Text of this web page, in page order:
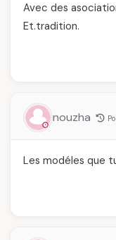
Avec des
Et.tradition.
nouzha
Les modéles que